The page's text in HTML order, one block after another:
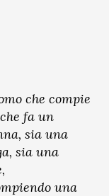
che compie
fa un
sia una
sia una
una